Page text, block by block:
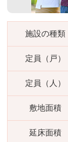
施設の種類
定員（戸）
定員（人）
敷地面積
延床面積